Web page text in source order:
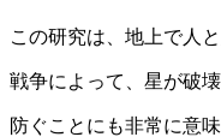
この研究は、地上で人
戦争によって、星が破
防ぐことにも非常に意